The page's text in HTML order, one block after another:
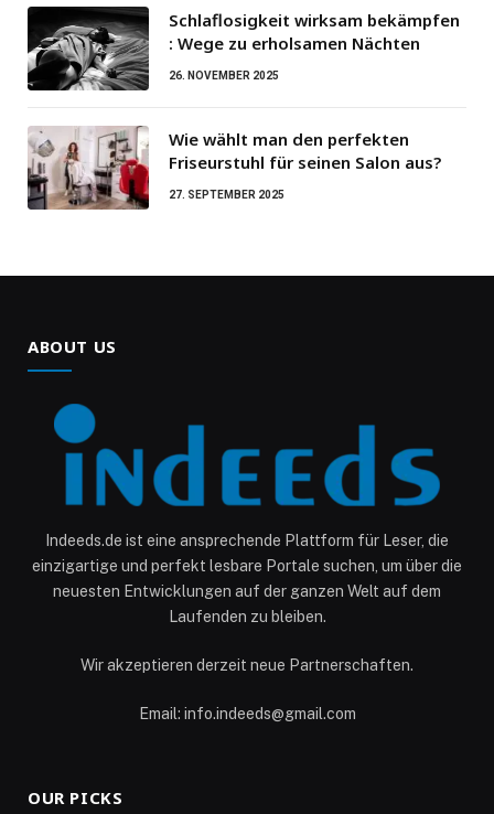
Schlaflosigkeit wirksam bekämpfen
: Wege zu erholsamen Nächten
26. NOVEMBER 2025
Wie wählt man den perfekten
Friseurstuhl für seinen Salon aus?
27. SEPTEMBER 2025
ABOUT US
Indeeds.de ist eine ansprechende Plattform für Leser, die
einzigartige und perfekt lesbare Portale suchen, um über die
neuesten Entwicklungen auf der ganzen Welt auf dem
Laufenden zu bleiben.
Wir akzeptieren derzeit neue Partnerschaften.
Email: info.indeeds@gmail.com
OUR PICKS